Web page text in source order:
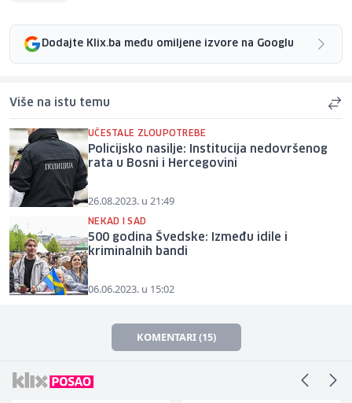
Dodajte Klix.ba među omiljene izvore na Googlu
Više na istu temu
UČESTALE ZLOUPOTREBE
Policijsko nasilje: Institucija nedovršenog
rata u Bosni i Hercegovini
26.08.2023. u 21:49
NEKAD I SAD
500 godina Švedske: Između idile i
kriminalnih bandi
06.06.2023. u 15:02
KOMENTARI (15)